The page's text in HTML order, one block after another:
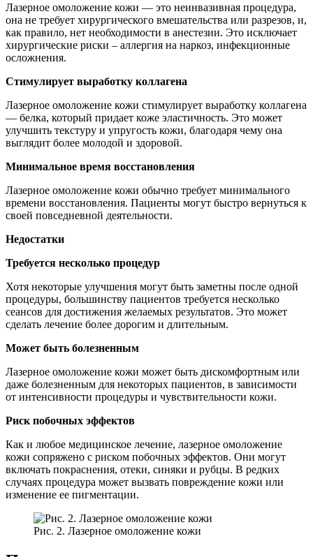
Лазерное омоложение кожи — это неинвазивная процедура,
она не требует хирургического вмешательства или разрезов, и,
как правило, нет необходимости в анестезии. Это исключает
хирургические риски – аллергия на наркоз, инфекционные
осложнения.
Стимулирует выработку коллагена
Лазерное омоложение кожи стимулирует выработку коллагена
— белка, который придает коже эластичность. Это может
улучшить текстуру и упругость кожи, благодаря чему она
выглядит более молодой и здоровой.
Минимальное время восстановления
Лазерное омоложение кожи обычно требует минимального
времени восстановления. Пациенты могут быстро вернуться к
своей повседневной деятельности.
Недостатки
Требуется несколько процедур
Хотя некоторые улучшения могут быть заметны после одной
процедуры, большинству пациентов требуется несколько
сеансов для достижения желаемых результатов. Это может
сделать лечение более дорогим и длительным.
Может быть болезненным
Лазерное омоложение кожи может быть дискомфортным или
даже болезненным для некоторых пациентов, в зависимости
от интенсивности процедуры и чувствительности кожи.
Риск побочных эффектов
Как и любое медицинское лечение, лазерное омоложение
кожи сопряжено с риском побочных эффектов. Они могут
включать покраснения, отеки, синяки и рубцы. В редких
случаях процедура может вызвать повреждение кожи или
изменение ее пигментации.
Рис. 2. Лазерное омоложение кожи